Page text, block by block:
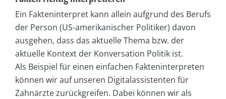
Ein Fakteninterpret kann allein aufgrund des Berufs
der Person (US-amerikanischer Politiker) davon
ausgehen, dass das aktuelle Thema bzw. der
aktuelle Kontext der Konversation Politik ist.
Als Beispiel für einen einfachen Fakteninterpreten
können wir auf unseren Digitalassistenten für
Zahnärzte zurückgreifen. Dabei können wir als